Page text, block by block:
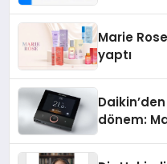
Marie
yaptı
dönem: